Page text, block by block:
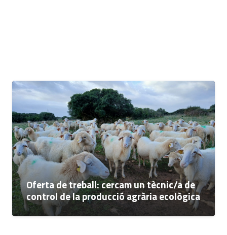
Oferta de treball: cercam un tècnic/a de
control de la producció agrària ecològica